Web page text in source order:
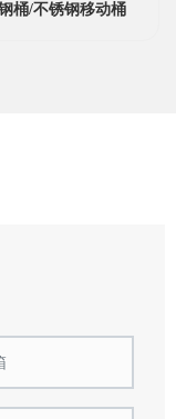
桶/不锈钢移动桶